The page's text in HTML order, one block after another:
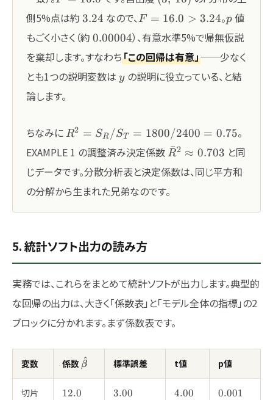
側5%点は約 3.24
3.24 なので、 F=16.0
F = 16.0 > 3.24。p
p 値
もごく小さく（約 0.00004
0.00004）、有意水準5%で帰無仮説
を棄却します。すなわち「この回帰は有意」──少なく
とも1つの説明変数は y
yの説明に役立っている、と結
論します。
ちなみに R^2 =
S_R/S_T
=
1800/2400
= 0.75
R2 = SR /ST = 1800/2400 = 0.75。
EXAMPLE 1 の調整済み決定係数 \bar{R}^2\approx
R
ˉ2 ≈ 0.703 と同
じデータです。分散分析表と決定係数は、同じ平方和
の分解から生まれた兄弟なのです。
5. 統計ソフト出力の読み方
実務では、これらをまとめて統計ソフトが出力します。典型的
な回帰の出力は、大きく「係数表」と「モデル全体の指標」の2
ブロックに分かれます。まず係数表です。
変数 係数 \hat{\beta}
β
^ 標準誤差 t値 p値
切片 12.0
12.0 3.00
3.00 4.00
4.00 0.001
0.001